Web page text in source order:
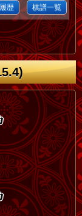
歴 棋譜一覧